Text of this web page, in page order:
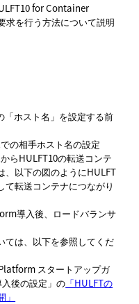
for Container
を行う方法について説明
ホスト名
を設定する前
の相手ホスト名の設定
らHULFT10の転送コンテ
、以下の図のようにHULFT
転送コンテナにつながり
導入後、ロードバランサ
ては、以下を参照してくだ
スタートアップガ
入後の設定」の 「HULFTの